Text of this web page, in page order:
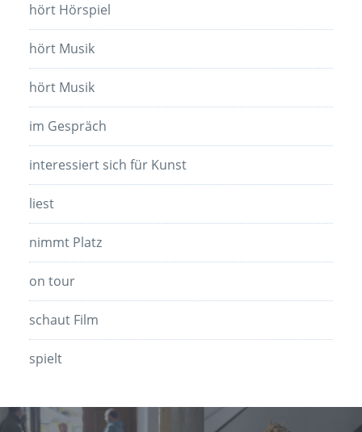
hört Hörspiel
hört Musik
hört Musik
im Gespräch
interessiert sich für Kunst
liest
nimmt Platz
on tour
schaut Film
spielt